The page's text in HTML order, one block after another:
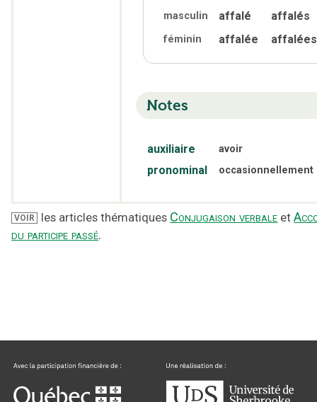
masculin
affalé affalés
féminin affalée affalées
Notes
auxiliaire avoir
pronominal occasionnellement
VOIR les articles thématiques Conjugaison verbale et
du participe passé.